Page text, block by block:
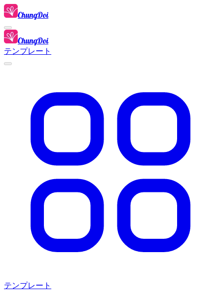
ChungDoi
ChungDoi
テンプレート
テンプレート